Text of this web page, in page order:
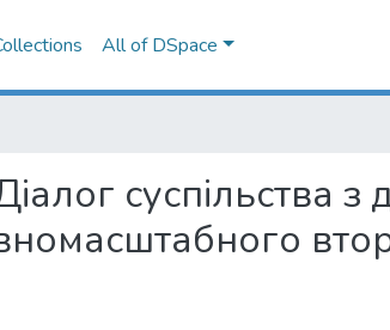
All of DSpace
суспільства